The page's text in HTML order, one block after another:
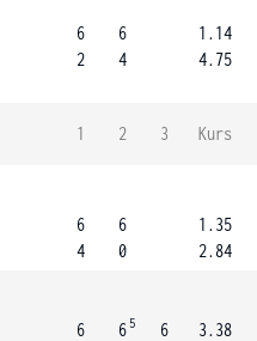
6
2
6
4
1.14
4.75
1 2 3 Kurs
6
4
6
0
1.35
2.84
6
6 5
6
3.38